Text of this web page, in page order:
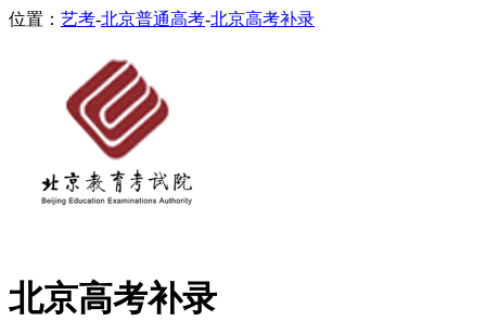
位置： 艺考-北京普通高考-北京高考补录
北京高考补录